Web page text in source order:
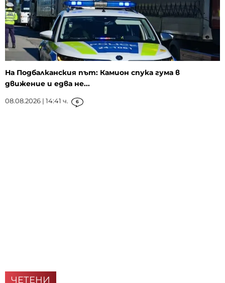
На Подбалканския път: Камион спука гума в
движение и едва не...
08.08.2026 | 14:41 ч. 6
ЧЕТЕНИ